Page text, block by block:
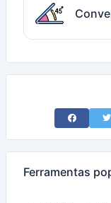
Share on
Ferramentas